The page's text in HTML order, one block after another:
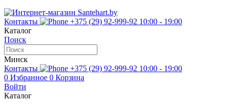
Контакты +375 (29) 92-999-92 10:00 - 19:00
Каталог
Поиск
Минск
Контакты
+375 (29) 92-999-92 10:00 - 19:00
0 Избранное 0 Корзина
Войти
Каталог